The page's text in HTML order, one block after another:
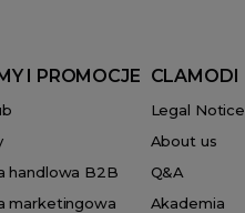
I PROMOCJE
handlowa B2B
marketingowa
CLAMODI
Legal Notice
About us
Q&A
Akademia